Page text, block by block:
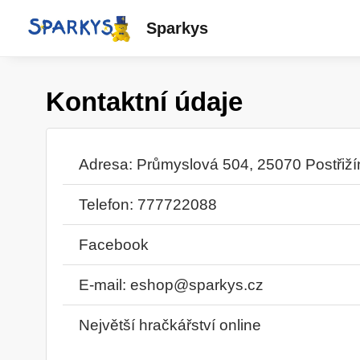
Sparkys
Kontaktní údaje
Adresa: Průmyslová 504, 25070
Telefon: 777722088
Facebook
E-mail: eshop@sparkys.cz
Největší hračkářství online